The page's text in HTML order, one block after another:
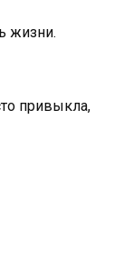
жизни.
привыкла,